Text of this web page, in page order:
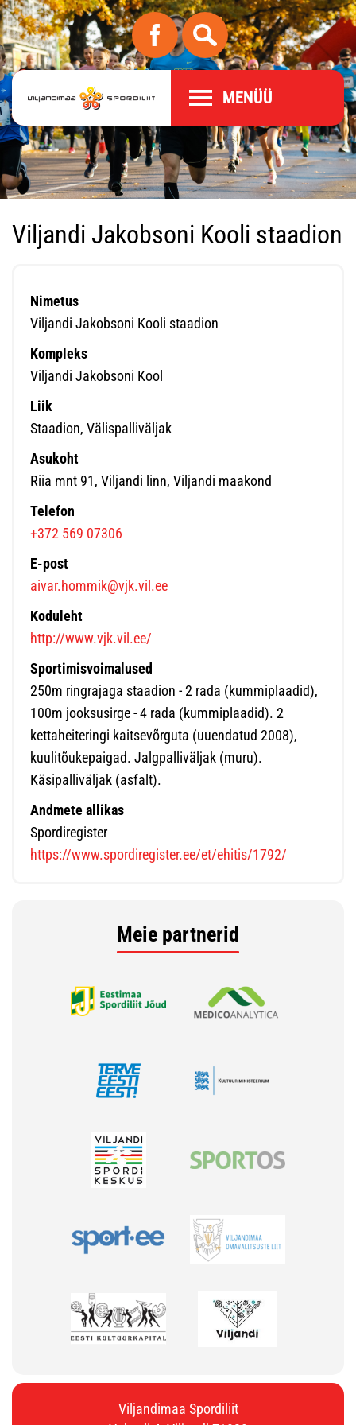
MENÜÜ
Viljandi Jakobsoni Kooli staadion
Nimetus
Viljandi Jakobsoni Kooli staadion
Kompleks
Viljandi Jakobsoni Kool
Liik
Staadion, Välispalliväljak
Asukoht
Riia mnt 91, Viljandi linn, Viljandi maakond
Telefon
+372 569 07306
E-post
aivar.hommik@vjk.vil.ee
Koduleht
http://www.vjk.vil.ee/
Sportimisvoimalused
250m ringrajaga staadion - 2 rada (kummiplaadid),
100m jooksusirge - 4 rada (kummiplaadid). 2
kettaheiteringi kaitsevõrguta (uuendatud 2008),
kuulitõukepaigad. Jalgpalliväljak (muru).
Käsipalliväljak (asfalt).
Andmete allikas
Spordiregister
https://www.spordiregister.ee/et/ehitis/1792/
Meie partnerid
Viljandimaa Spordiliit